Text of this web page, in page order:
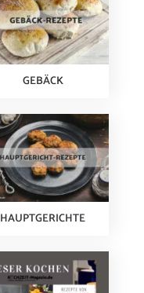
GEBÄCK
HAUPTGERICHTE